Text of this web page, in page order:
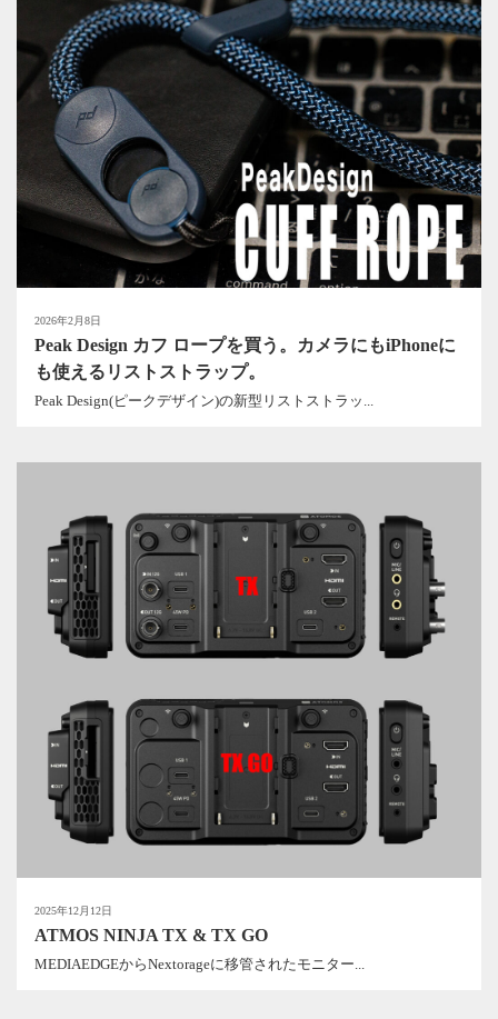
2026年2月8日
Peak Design カフ ロープを買う。カメラにもiPhoneに
も使えるリストストラップ。
Peak Design(ピークデザイン)の新型リストストラッ...
2025年12月12日
ATMOS NINJA TX & TX GO
MEDIAEDGEからNextorageに移管されたモニター...